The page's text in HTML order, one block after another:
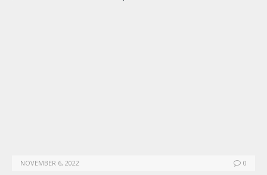
NOVEMBER 6, 2022 0